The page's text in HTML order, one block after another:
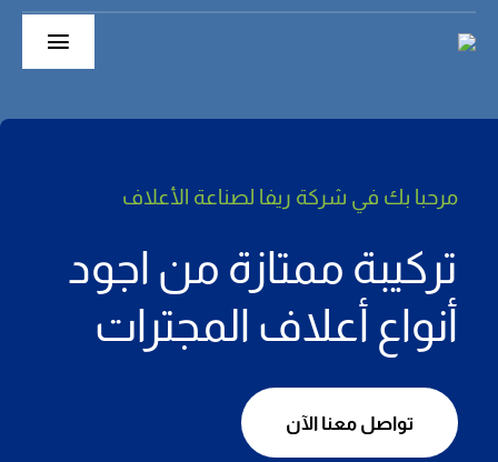
Skip
منتجاتنا
Extruder
مرحبا بك في شركة ريفا لصناعة الأعلاف
تركيبة ممتازة من اجود
أنواع أعلاف المجترات
تواصل معنا الآن